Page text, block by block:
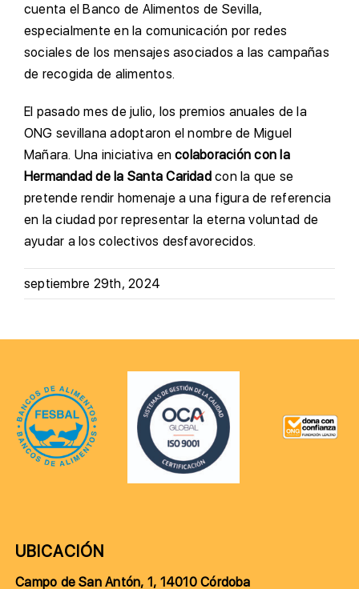
cuenta el Banco de Alimentos de Sevilla,
especialmente en la comunicación por redes
sociales de los mensajes asociados a las campañas
de recogida de alimentos.
El pasado mes de julio, los premios anuales de la
ONG sevillana adoptaron el nombre de Miguel
Mañara. Una iniciativa encolaboración con la
Hermandad de la Santa Caridadcon la que se
pretende rendir homenaje a una figura de referencia
en la ciudad por representar la eterna voluntad de
ayudar a los colectivos desfavorecidos.
septiembre 29th, 2024
UBICACIÓN
Campo de San Antón, 1, 14010 Córdoba